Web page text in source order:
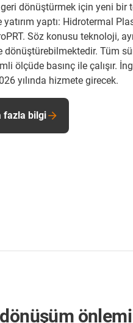
dönüştürmek için yeni
yaptı: Hidrotermal
Söz konusu teknoloji,
Tüm
ölçüde basınç ile çalışır.
yılında hizmete girecek.
fazla bilgi
önlemi